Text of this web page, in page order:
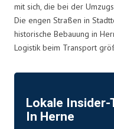
mit sich, die bei der
Die engen Straßen in
historische Bebauung in
Logistik beim Transport
Lokale Insider-
In Herne